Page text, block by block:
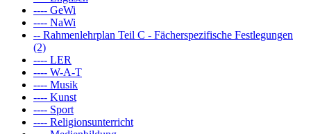
---- GeWi
---- NaWi
-- Rahmenlehrplan Teil C - Fächerspezifische Festlegungen
(2)
---- LER
---- W-A-T
---- Musik
---- Kunst
---- Sport
---- Religionsunterricht